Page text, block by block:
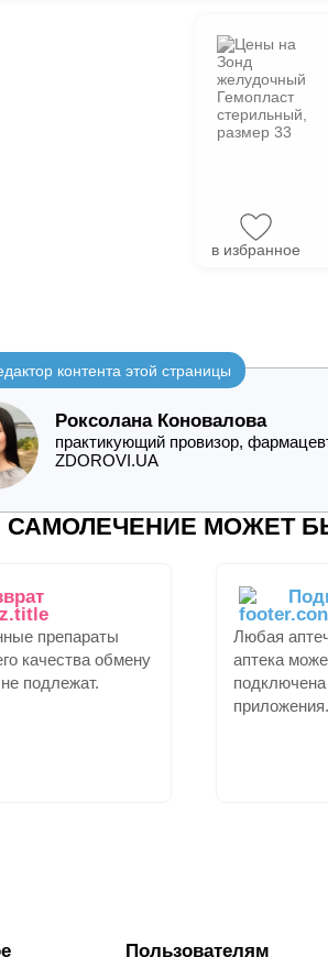
в избранное
контента этой страницы
Роксолана Коновалова
практикующий провизор,
ZDOROVI.UA
САМОЛЕЧЕНИЕ МОЖЕТ
препараты
качества обмену
подлежат.
Любая
аптека
приложения.
Пользователям